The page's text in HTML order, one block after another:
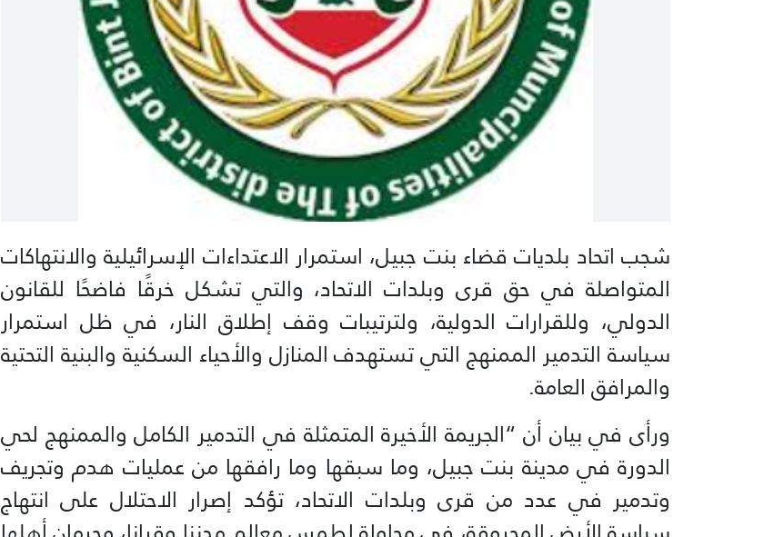
شجب اتحاد بلديات قضاء بنت جبيل، استمرار الاعتداءات الإسرائيلية والانتهاكات
المتواصلة في حق قرى وبلدات الاتحاد، والتي تشكل خرقًا فاضحًا للقانون
الدولي، وللقرارات الدولية، ولترتيبات وقف إطلاق النار، في ظل استمرار
سياسة التدمير الممنهج التي تستهدف المنازل والأحياء السكنية والبنية التحتية
والمرافق العامة.
ورأى في بيان أن “الجريمة الأخيرة المتمثلة في التدمير الكامل والممنهج لحي
الدورة في مدينة بنت جبيل، وما سبقها وما رافقها من عمليات هدم وتجريف
وتدمير في عدد من قرى وبلدات الاتحاد، تؤكد إصرار الاحتلال على انتهاج